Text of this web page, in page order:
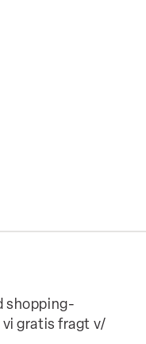
shopping-
vi gratis fragt v/